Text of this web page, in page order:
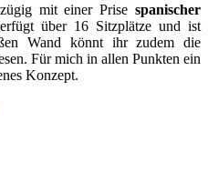
mit einer Prise spanischer
über 16 Sitzplätze und ist
Wand könnt ihr zudem die
Für mich in allen Punkten ein
Konzept.